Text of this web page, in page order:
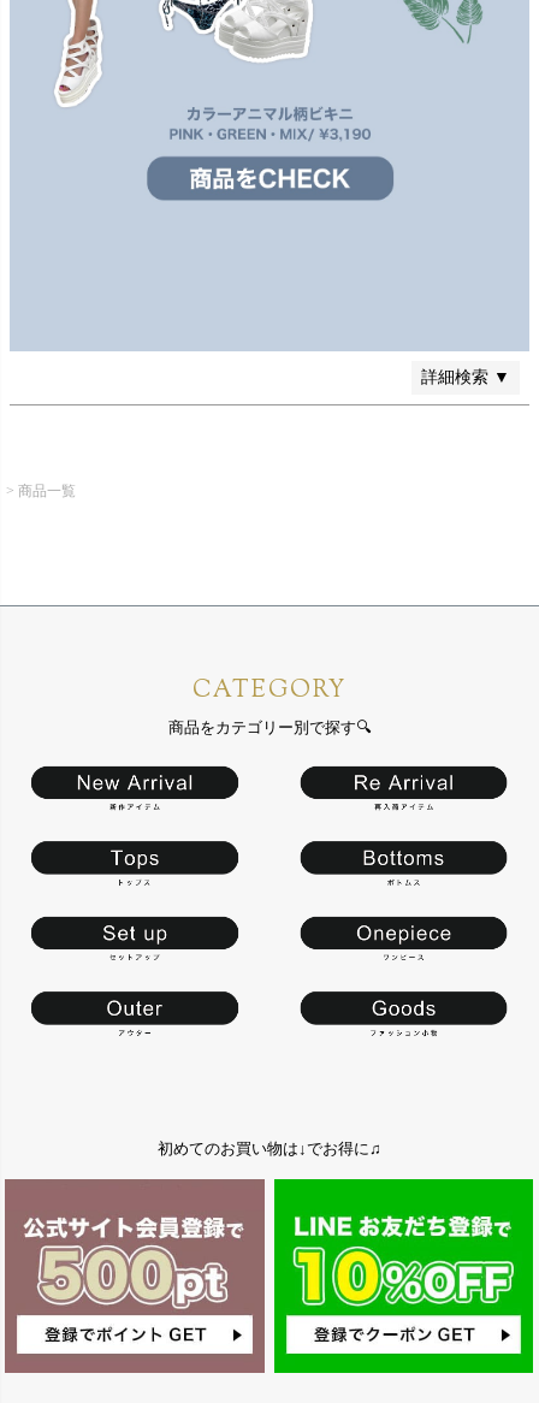
詳細検索 ▼
価格
〜
在庫なし商品を表示しない
商品一覧
CATEGORY
商品をカテゴリー別で探す🔍
初めてのお買い物は↓でお得に♫